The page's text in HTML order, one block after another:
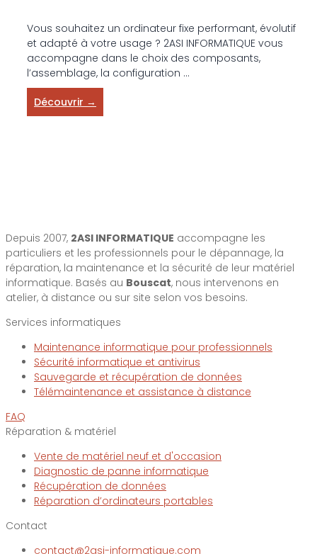
Vous souhaitez un ordinateur fixe performant, évolutif
et adapté à votre usage ? 2ASI INFORMATIQUE vous
accompagne dans le choix des composants,
l’assemblage, la configuration ...
Découvrir →
Depuis 2007, 2ASI INFORMATIQUE accompagne les
particuliers et les professionnels pour le dépannage, la
réparation, la maintenance et la sécurité de leur matériel
informatique. Basés au Bouscat, nous intervenons en
atelier, à distance ou sur site selon vos besoins.
Services informatiques
Maintenance informatique pour professionnels
Sécurité informatique et antivirus
Sauvegarde et récupération de données
Télémaintenance et assistance à distance
FAQ
Réparation & matériel
Vente de matériel neuf et d'occasion
Diagnostic de panne informatique
Récupération de données
Réparation d’ordinateurs portables
Contact
contact@2asi-informatique.com